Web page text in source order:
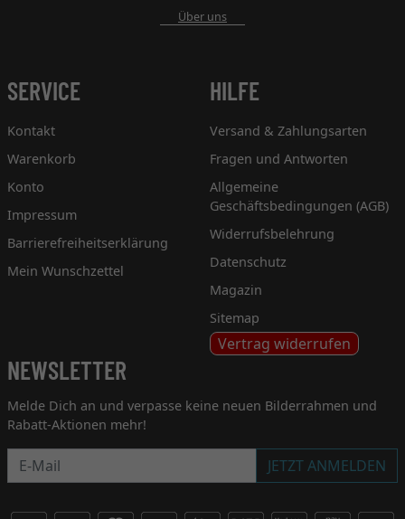
Über uns
SERVICE
Kontakt
Warenkorb
Konto
Impressum
Barrierefreiheitserklärung
Mein Wunschzettel
HILFE
Versand & Zahlungsarten
Fragen und Antworten
Allgemeine
Geschäftsbedingungen (AGB)
Widerrufsbelehrung
Datenschutz
Magazin
Sitemap
Vertrag widerrufen
NEWSLETTER
Melde Dich an und verpasse keine neuen Bilderrahmen und
Rabatt-Aktionen mehr!
Newsletter
JETZT ANMELDEN